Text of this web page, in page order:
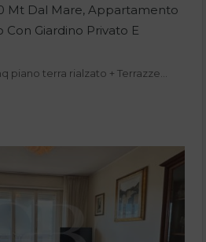
Mt Dal Mare, Appartamento
Con Giardino Privato E
piano terra rialzato + Terrazze…